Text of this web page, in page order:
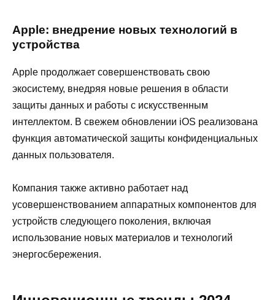
Apple: внедрение новых технологий в
устройства
Apple продолжает совершенствовать свою
экосистему, внедряя новые решения в области
защиты данных и работы с искусственным
интеллектом. В свежем обновлении iOS реализована
функция автоматической защиты конфиденциальных
данных пользователя.
Компания также активно работает над
усовершенствованием аппаратных компонентов для
устройств следующего поколения, включая
использование новых материалов и технологий
энергосбережения.